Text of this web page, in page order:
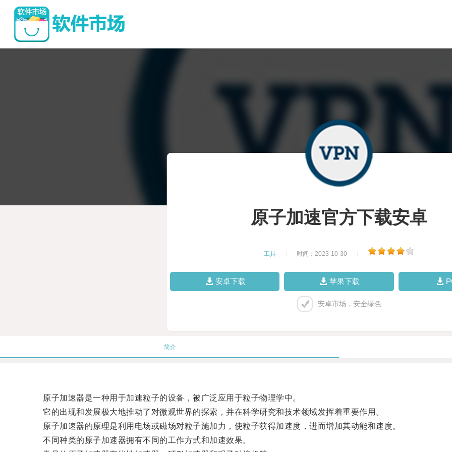
原子加速官方下载安卓
工具 时间：2023-10-30
安卓下载 苹果下载
安卓市场，安全绿色
简介
原子加速器是一种用于加速粒子的设备，被广泛应用于粒子物理学中。
它的出现和发展极大地推动了对微观世界的探索，并在科学研究和技术领域发挥着重要作用。
原子加速器的原理是利用电场或磁场对粒子施加力，使粒子获得加速度，进而增加其动能和速度。
不同种类的原子加速器拥有不同的工作方式和加速效果。